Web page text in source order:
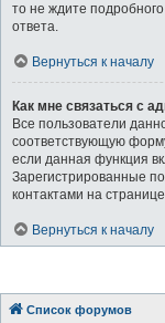
то не ждите
ответа.
Вернуться к началу
Как мне связаться с
Все пользователи
соответствующую
если данная функция
Зарегистрированные
контактами на
Вернуться к началу
Список форумов